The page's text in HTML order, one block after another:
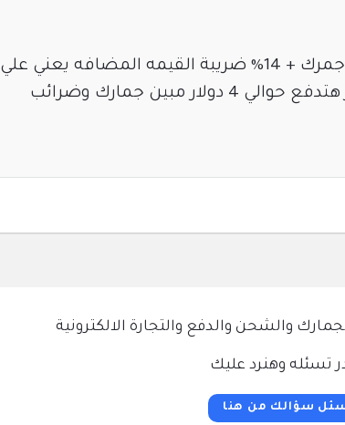
الجمارك علي الملابس 40% جمرك + 14% ضريبة القيمه المضافه يعني علي
والشحن والدفع والتجارة الالكترونية
تسئله وهنرد عليك
سؤالك من هنا